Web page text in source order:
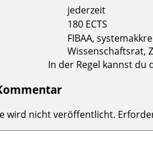
jederzeit
180 ECTS
FIBAA,
Wissenschaftsrat,
In der Regel kannst
wird nicht veröffentlicht.